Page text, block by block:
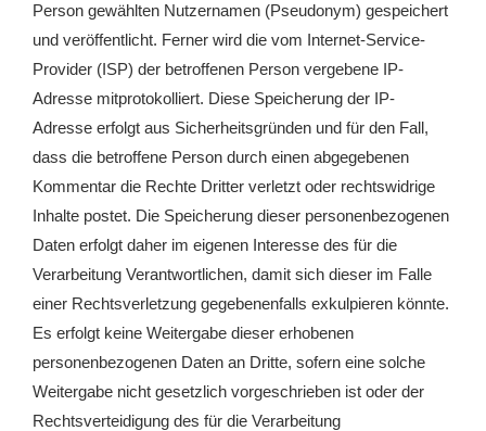
Person gewählten Nutzernamen (Pseudonym) gespeichert
und veröffentlicht. Ferner wird die vom Internet-Service-
Provider (ISP) der betroffenen Person vergebene IP-
Adresse mitprotokolliert. Diese Speicherung der IP-
Adresse erfolgt aus Sicherheitsgründen und für den Fall,
dass die betroffene Person durch einen abgegebenen
Kommentar die Rechte Dritter verletzt oder rechtswidrige
Inhalte postet. Die Speicherung dieser personenbezogenen
Daten erfolgt daher im eigenen Interesse des für die
Verarbeitung Verantwortlichen, damit sich dieser im Falle
einer Rechtsverletzung gegebenenfalls exkulpieren könnte.
Es erfolgt keine Weitergabe dieser erhobenen
personenbezogenen Daten an Dritte, sofern eine solche
Weitergabe nicht gesetzlich vorgeschrieben ist oder der
Rechtsverteidigung des für die Verarbeitung